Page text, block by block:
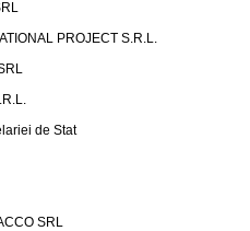
PROJECT S.R.L.
de Stat
SRL